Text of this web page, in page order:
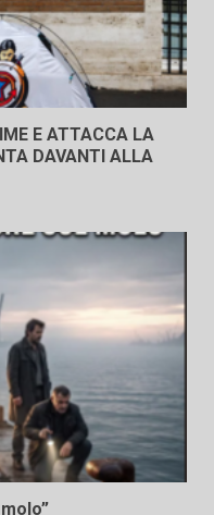
E ATTACCA LA
DAVANTI ALLA